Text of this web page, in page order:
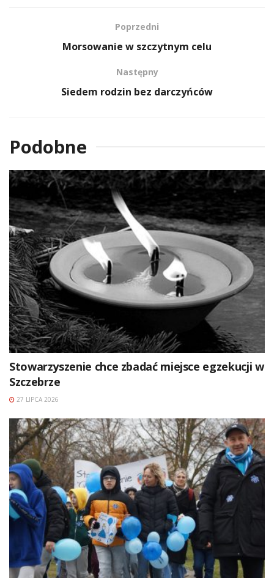
Poprzedni
Morsowanie w szczytnym celu
Następny
Siedem rodzin bez darczyńców
Podobne
Stowarzyszenie chce zbadać miejsce egzekucji w
Szczebrze
27 LIPCA 2026